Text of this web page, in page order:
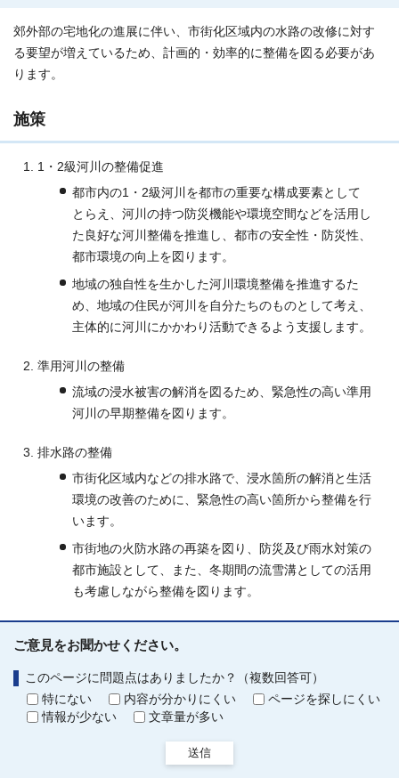
郊外部の宅地化の進展に伴い、市街化区域内の水路の改修に対す
る要望が増えているため、計画的・効率的に整備を図る必要があ
ります。
施策
1・2級河川の整備促進
都市内の1・2級河川を都市の重要な構成要素として
とらえ、河川の持つ防災機能や環境空間などを活用し
た良好な河川整備を推進し、都市の安全性・防災性、
都市環境の向上を図ります。
地域の独自性を生かした河川環境整備を推進するた
め、地域の住民が河川を自分たちのものとして考え、
主体的に河川にかかわり活動できるよう支援します。
準用河川の整備
流域の浸水被害の解消を図るため、緊急性の高い準用
河川の早期整備を図ります。
排水路の整備
市街化区域内などの排水路で、浸水箇所の解消と生活
環境の改善のために、緊急性の高い箇所から整備を行
います。
市街地の火防水路の再築を図り、防災及び雨水対策の
都市施設として、また、冬期間の流雪溝としての活用
も考慮しながら整備を図ります。
ご意見をお聞かせください。
このページに問題点はありましたか？（複数回答可）
特にない
内容が分かりにくい
ページを探しにくい
情報が少ない
文章量が多い
送信